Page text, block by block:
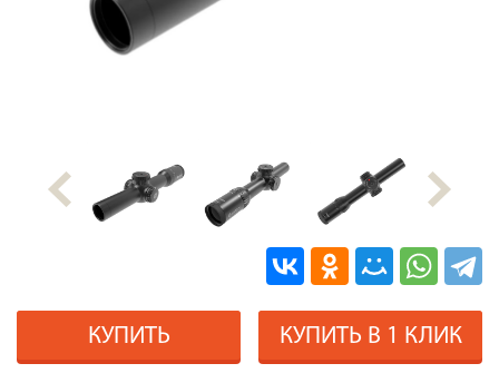
КУПИТЬ КУПИТЬ В 1 КЛИК